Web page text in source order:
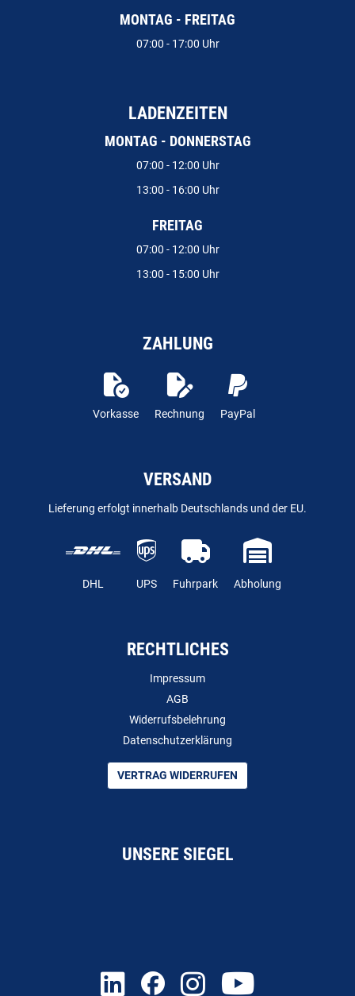
MONTAG - FREITAG
07:00 - 17:00 Uhr
LADENZEITEN
MONTAG - DONNERSTAG
07:00 - 12:00 Uhr
13:00 - 16:00 Uhr
FREITAG
07:00 - 12:00 Uhr
13:00 - 15:00 Uhr
ZAHLUNG
Vorkasse Rechnung PayPal
VERSAND
Lieferung erfolgt innerhalb Deutschlands und der EU.
DHL UPS Fuhrpark Abholung
RECHTLICHES
Impressum
AGB
Widerrufsbelehrung
Datenschutzerklärung
VERTRAG WIDERRUFEN
UNSERE SIEGEL